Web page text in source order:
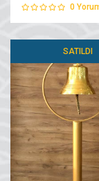
babası, tarihi dokusu
mekana farklı bir hava
katacak....
0
SATILDI